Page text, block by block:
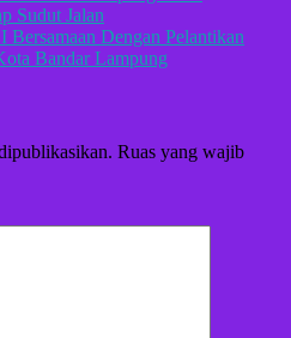
Sudut Jalan
Dengan Pelantikan
Bandar Lampung
Ruas yang wajib